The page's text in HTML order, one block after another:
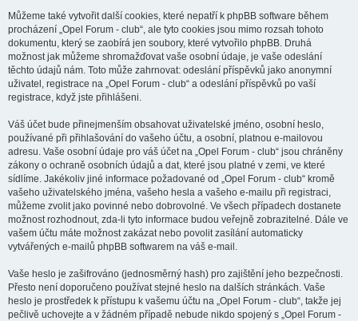
Můžeme také vytvořit další cookies, které nepatří k phpBB software během
procházení „Opel Forum - club“, ale tyto cookies jsou mimo rozsah tohoto
dokumentu, který se zaobírá jen soubory, které vytvořilo phpBB. Druhá
možnost jak můžeme shromažďovat vaše osobní údaje, je vaše odeslání
těchto údajů nám. Toto může zahrnovat: odeslání příspěvků jako anonymní
uživatel, registrace na „Opel Forum - club“ a odeslání příspěvků po vaší
registrace, když jste přihlášeni.
Váš účet bude přinejmenším obsahovat uživatelské jméno, osobní heslo,
používané při přihlašování do vašeho účtu, a osobní, platnou e-mailovou
adresu. Vaše osobní údaje pro váš účet na „Opel Forum - club“ jsou chráněny
zákony o ochraně osobních údajů a dat, které jsou platné v zemi, ve které
sídlíme. Jakékoliv jiné informace požadované od „Opel Forum - club“ kromě
vašeho uživatelského jména, vašeho hesla a vašeho e-mailu při registraci,
můžeme zvolit jako povinné nebo dobrovolné. Ve všech případech dostanete
možnost rozhodnout, zda-li tyto informace budou veřejně zobrazitelné. Dále ve
vašem účtu máte možnost zakázat nebo povolit zasílání automaticky
vytvářených e-mailů phpBB softwarem na váš e-mail.
Vaše heslo je zašifrováno (jednosměrný hash) pro zajištění jeho bezpečnosti.
Přesto není doporučeno používat stejné heslo na dalších stránkách. Vaše
heslo je prostředek k přístupu k vašemu účtu na „Opel Forum - club“, takže jej
pečlivě uchovejte a v žádném případě nebude nikdo spojený s „Opel Forum -